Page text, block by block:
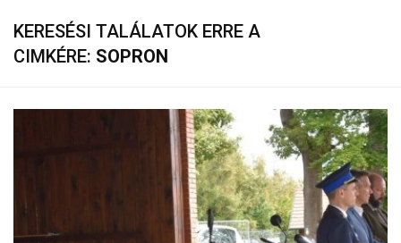
KERESÉSI TALÁLATOK ERRE A
CIMKÉRE: SOPRON